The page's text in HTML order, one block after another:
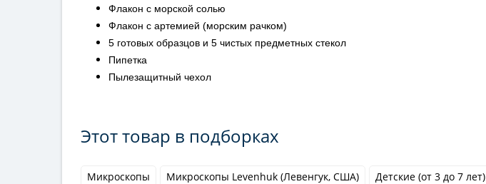
Флакон с морской солью
Флакон с артемией (морским рачком)
5 готовых образцов и 5 чистых предметных стекол
Пипетка
Пылезащитный чехол
Этот товар в подборках
Микроскопы Микроскопы Levenhuk (Левенгук, США) Детские (от 3 до 7 лет)